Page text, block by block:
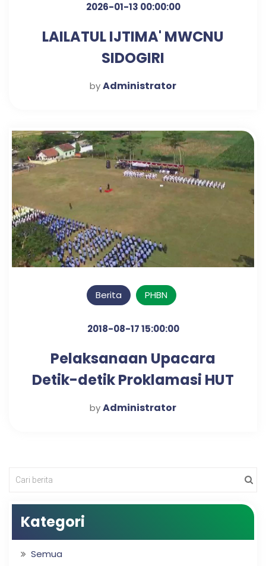
2026-01-13 00:00:00
LAILATUL IJTIMA' MWCNU
SIDOGIRI
byAdministrator
Berita PHBN
2018-08-17 15:00:00
Pelaksanaan Upacara
Detik-detik Proklamasi HUT
RI ke-73 di Kecamatan
byAdministrator
Kategori
Semua